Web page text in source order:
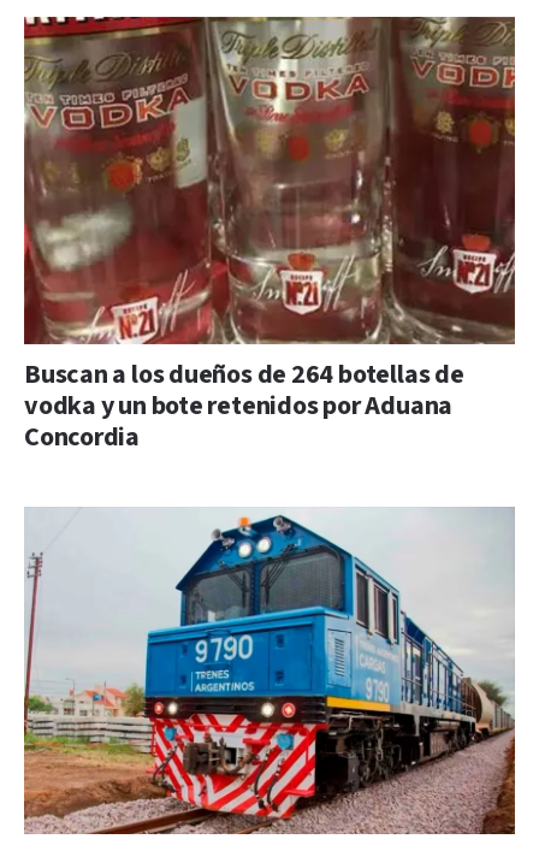
Buscan a los dueños de 264 botellas de
vodka y un bote retenidos por Aduana
Concordia